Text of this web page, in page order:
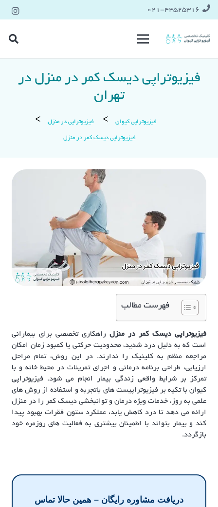
021-۴۴۵۲۵۳۱۶
فیزیوتراپی دیسک کمر در منزل در
تهران
فیزیوتراپی کیوان فیزیوتراپی در منزل
فیزیوتراپی دیسک کمر در منزل
فهرست مطالب
فیزیوتراپی دیسک کمر در منزل راهکاری تخصصی برای بیمارانی
است که به دلیل درد شدید، محدودیت حرکتی یا کمبود زمان امکان
مراجعه منظم به کلینیک را ندارند. در این روش، تمام مراحل
ارزیابی، طراحی برنامه درمانی و اجرای تمرینات در محیط خانه و با
تمرکز بر شرایط واقعی زندگی بیمار انجام می شود. فیزیوتراپی
کیوان با تکیه بر فیزیوتراپیست های باتجربه و استفاده از روش های
علمی به روز، خدمات ویژه درمان و توانبخشی دیسک کمر را در منزل
ارائه می دهد تا درد کاهش یابد، عملکرد ستون فقرات بهبود پیدا
کند و بیمار بتواند با اطمینان بیشتری به فعالیت های روزمره خود
بازگردد.
دریافت مشاوره رایگان – همین حالا تماس